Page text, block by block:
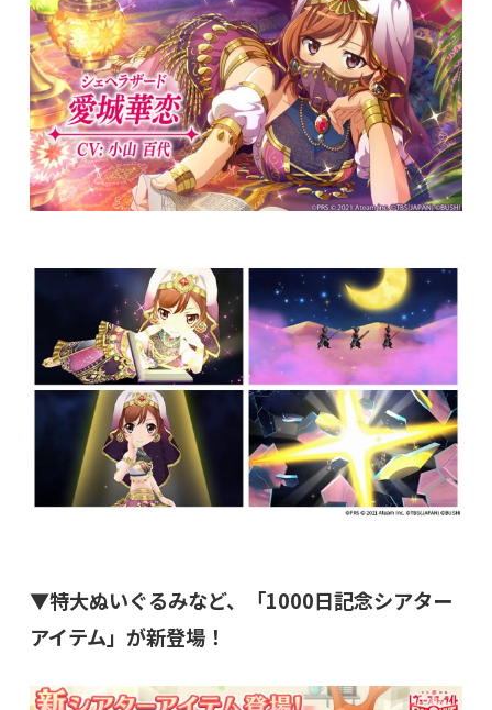
▼特大ぬいぐるみなど、「1000日記念シアター
アイテム」が新登場！